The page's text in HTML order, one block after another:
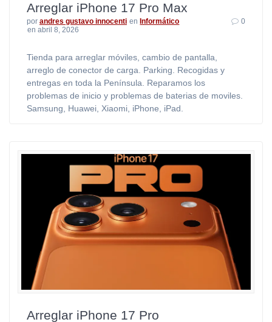
Arreglar iPhone 17 Pro Max
por andres gustavo innocenti en Informático
en abril 8, 2026
0
Tienda para arreglar móviles, cambio de pantalla,
arreglo de conector de carga. Parking. Recogidas y
entregas en toda la Península. Reparamos los
problemas de inicio y problemas de baterias de moviles.
Samsung, Huawei, Xiaomi, iPhone, iPad.
Arreglar iPhone 17 Pro